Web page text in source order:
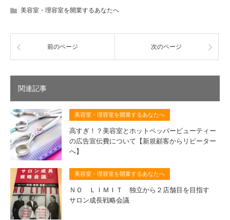
美容室・理容室を開業するあなたへ
前のページ 次のページ
関連記事
美容室・理容室を開業するあなたへ
高すぎ！？美容室とホットペッパービューティー
の広告宣伝費について【新規顧客からリピーター
へ】
美容室・理容室を開業するあなたへ
ＮＯ ＬＩＭＩＴ 独立から２店舗目を目指す
サロン成長戦略会議